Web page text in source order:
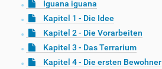
Iguana iguana
Kapitel 1 - Die Idee
Kapitel 2 - Die Vorarbeiten
Kapitel 3 - Das Terrarium
Kapitel 4 - Die ersten Bewohner